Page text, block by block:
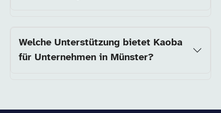
Welche Unterstützung bietet Kaoba
für Unternehmen in Münster?